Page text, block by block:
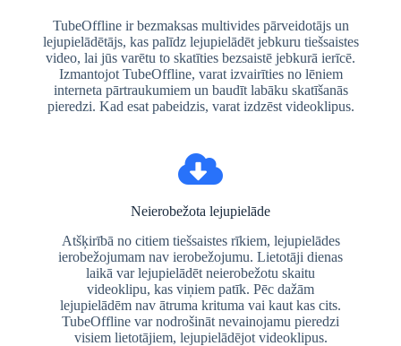
TubeOffline ir bezmaksas multivides pārveidotājs un
lejupielādētājs, kas palīdz lejupielādēt jebkuru tiešsaistes
video, lai jūs varētu to skatīties bezsaistē jebkurā ierīcē.
Izmantojot TubeOffline, varat izvairīties no lēniem
interneta pārtraukumiem un baudīt labāku skatīšanās
pieredzi. Kad esat pabeidzis, varat izdzēst videoklipus.
Neierobežota lejupielāde
Atšķirībā no citiem tiešsaistes rīkiem, lejupielādes
ierobežojumam nav ierobežojumu. Lietotāji dienas
laikā var lejupielādēt neierobežotu skaitu
videoklipu, kas viņiem patīk. Pēc dažām
lejupielādēm nav ātruma krituma vai kaut kas cits.
TubeOffline var nodrošināt nevainojamu pieredzi
visiem lietotājiem, lejupielādējot videoklipus.